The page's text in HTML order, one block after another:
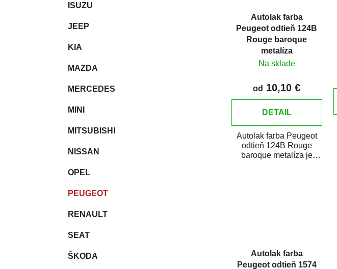
ISUZU
JEEP
KIA
MAZDA
MERCEDES
MINI
MITSUBISHI
NISSAN
OPEL
PEUGEOT
RENAULT
SEAT
ŠKODA
Autolak farba
Peugeot odtieň 124B
Rouge baroque
metalíza
Na sklade
od 10,10 €
DETAIL
Autolak farba Peugeot
odtieň 124B Rouge
baroque metalíza je
Autolak farba
Peugeot odtieň 1574